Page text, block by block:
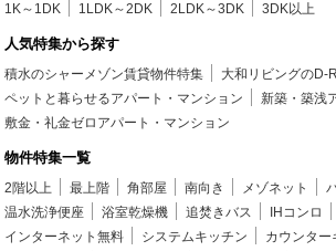
1K～1DK 1LDK～2DK 2LDK～3DK 3DK以上
人気特集から探す
積水のシャーメゾン賃貸物件特集
大和リビングのD-
ペットと暮らせるアパート・マンション
新築・築浅
敷金・礼金ゼロアパート・マンション
物件特集一覧
2階以上 最上階 角部屋 南向き メゾネット
温水洗浄便座
浴室乾燥機 追焚きバス IHコンロ
インターネット無料
システムキッチン カウンター